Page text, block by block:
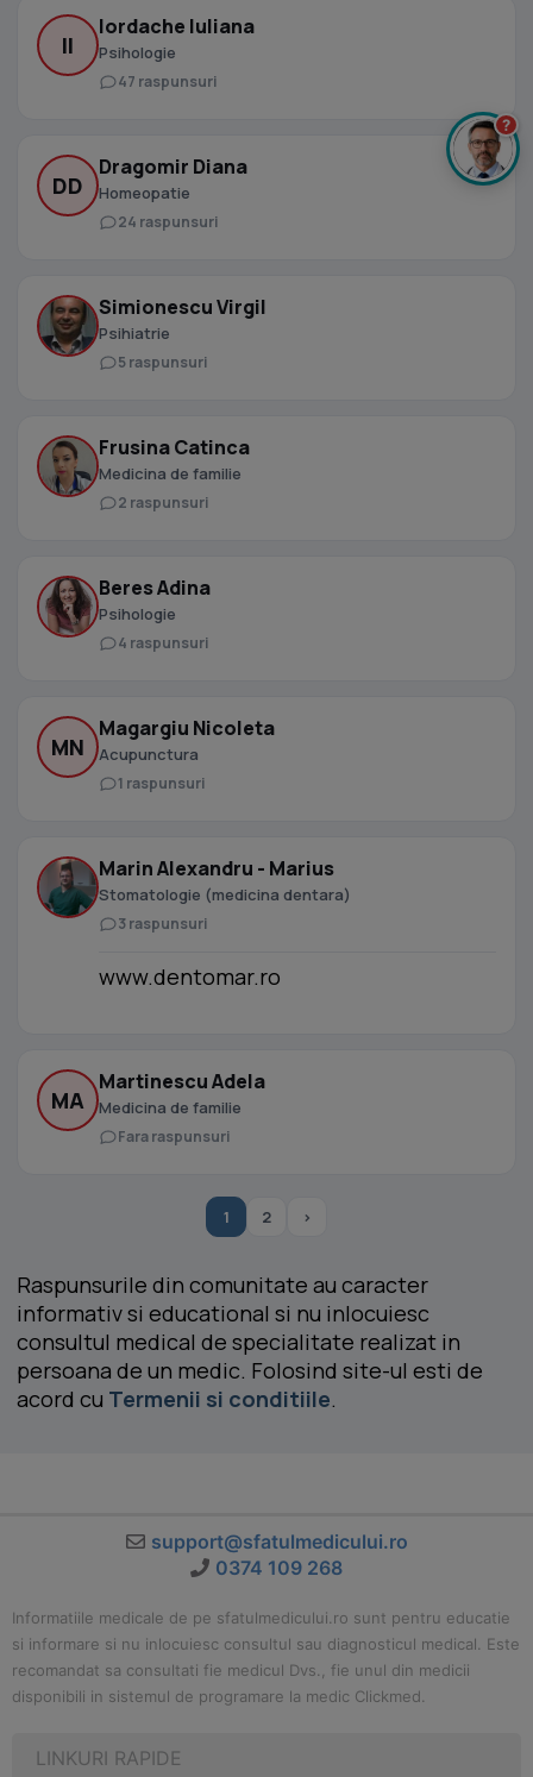
II
Iordache Iuliana
Psihologie
47 raspunsuri
DD
Dragomir Diana
Homeopatie
24 raspunsuri
Simionescu Virgil
Psihiatrie
5 raspunsuri
Frusina Catinca
Medicina de familie
2 raspunsuri
Beres Adina
Psihologie
4 raspunsuri
MN
Magargiu Nicoleta
Acupunctura
1 raspunsuri
Marin Alexandru - Marius
Stomatologie (medicina dentara)
3 raspunsuri
www.dentomar.ro
MA
Martinescu Adela
Medicina de familie
Fara raspunsuri
1 2 ›
Raspunsurile din comunitate au caracter
informativ si educational si nu inlocuiesc
consultul medical de specialitate realizat in
persoana de un medic. Folosind site-ul esti de
acord cu Termenii si conditiile.
support@sfatulmedicului.ro
0374 109 268
Informatiile medicale de pe sfatulmedicului.ro sunt pentru educatie
si informare si nu inlocuiesc consultul sau diagnosticul medical. Este
recomandat sa consultati fie medicul Dvs., fie unul din medicii
disponibili in sistemul de programare la medic Clickmed.
LINKURI RAPIDE
?